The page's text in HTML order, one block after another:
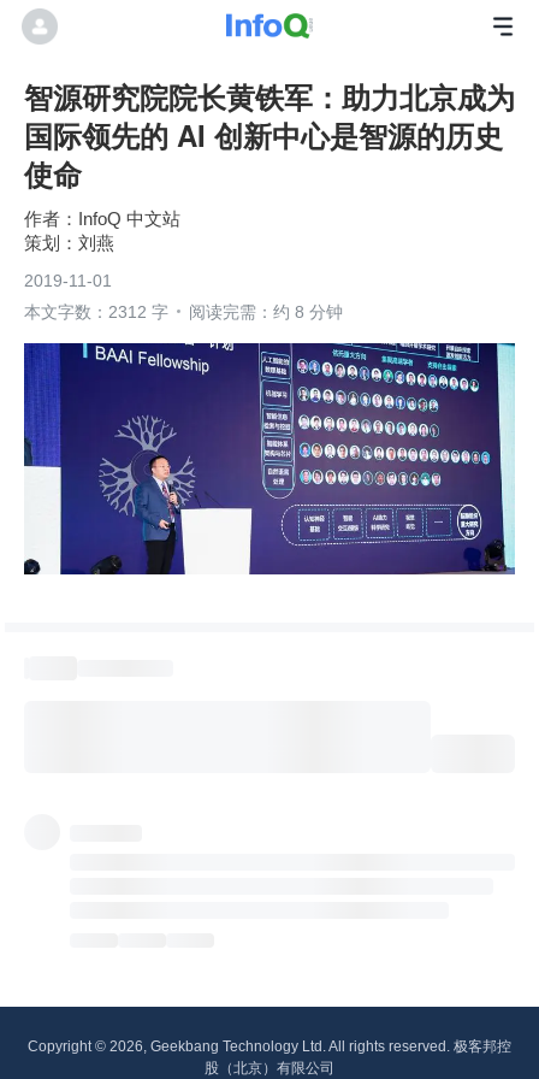
智源研究院院长黄铁军：助力北京成为
国际领先的 AI 创新中心是智源的历史
使命
InfoQ 中文站
刘燕
2019-11-01
本文字数：2312 字
阅读完需：约 8 分钟
Copyright © 2026, Geekbang Technology Ltd. All rights reserved. 极客邦控
股（北京）有限公司